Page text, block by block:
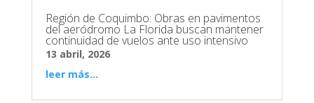
Región de Coquimbo: Obras en pavimentos
del aeródromo La Florida buscan mantener
continuidad de vuelos ante uso intensivo
13 abril, 2026
leer más...